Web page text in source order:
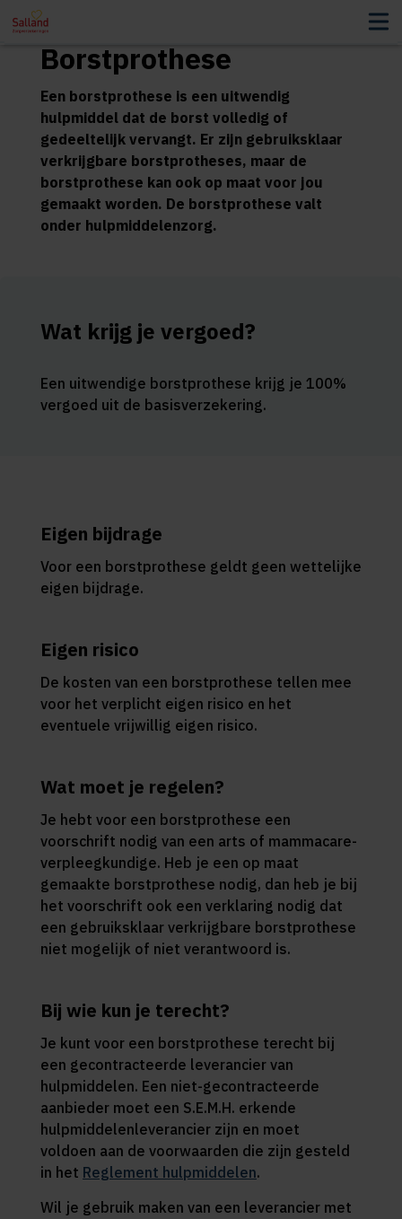
Borstprothese
Een borstprothese is een uitwendig
hulpmiddel dat de borst volledig of
gedeeltelijk vervangt. Er zijn gebruiksklaar
verkrijgbare borstprotheses, maar de
borstprothese kan ook op maat voor jou
gemaakt worden. De borstprothese valt
onder hulpmiddelenzorg.
Wat krijg je vergoed?
Een uitwendige borstprothese krijg je 100%
vergoed uit de basisverzekering.
Eigen bijdrage
Voor een borstprothese geldt geen wettelijke
eigen bijdrage.
Eigen risico
De kosten van een borstprothese tellen mee
voor het verplicht eigen risico en het
eventuele vrijwillig eigen risico.
Wat moet je regelen?
Je hebt voor een borstprothese een
voorschrift nodig van een arts of mammacare-
verpleegkundige. Heb je een op maat
gemaakte borstprothese nodig, dan heb je bij
het voorschrift ook een verklaring nodig dat
een gebruiksklaar verkrijgbare borstprothese
niet mogelijk of niet verantwoord is.
Bij wie kun je terecht?
Je kunt voor een borstprothese terecht bij
een gecontracteerde leverancier van
hulpmiddelen. Een niet-gecontracteerde
aanbieder moet een S.E.M.H. erkende
hulpmiddelenleverancier zijn en moet
voldoen aan de voorwaarden die zijn gesteld
in het Reglement hulpmiddelen.
Wil je gebruik maken van een leverancier met